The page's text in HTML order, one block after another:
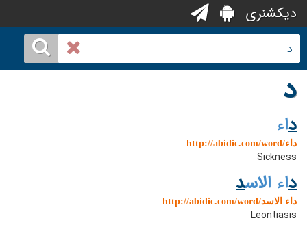
دیکشنری
د
داء
http://abidic.com/word/داء
Sickness
داء الاسد
http://abidic.com/word/داء الاسد
Leontiasis